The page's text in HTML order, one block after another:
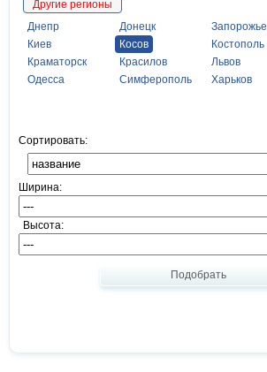
Другие регионы
Днепр
Донецк
Запорожье
Киев
Косов
Костополь
Краматорск
Красилов
Львов
Одесса
Симферополь Харьков
Сортировать:
Ширина:
Высота:
Подобрать